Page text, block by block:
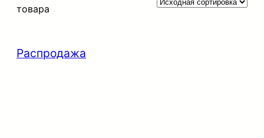
товара
Распродажа